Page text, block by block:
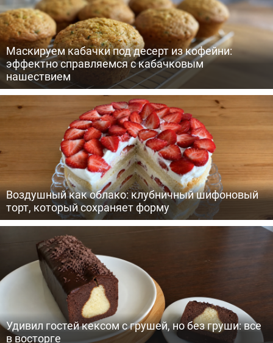
Маскируем кабачки под десерт из кофейни:
эффектно справляемся с кабачковым
нашествием
Воздушный как облако: клубничный шифоновый
торт, который сохраняет форму
Удивил гостей кексом с грушей, но без груши: все
в восторге